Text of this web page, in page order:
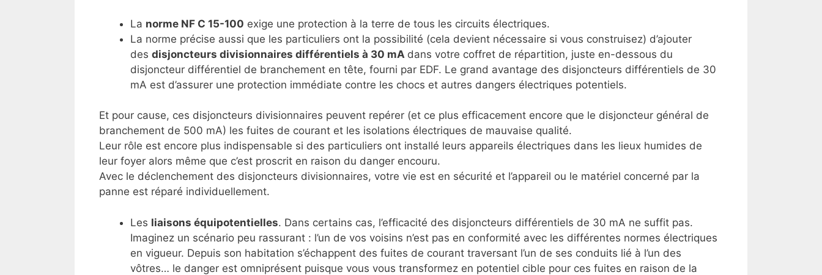
La norme NF C 15-100 exige une protection à la terre de tous les circuits électriques.
La norme précise aussi que les particuliers ont la possibilité (cela devient nécessaire si vous construisez) d’ajouter
des disjoncteurs divisionnaires différentiels à 30 mA dans votre coffret de répartition, juste en-dessous du
disjoncteur différentiel de branchement en tête, fourni par EDF. Le grand avantage des disjoncteurs différentiels de 30
mA est d’assurer une protection immédiate contre les chocs et autres dangers électriques potentiels.
Et pour cause, ces disjoncteurs divisionnaires peuvent repérer (et ce plus efficacement encore que le disjoncteur général de
branchement de 500 mA) les fuites de courant et les isolations électriques de mauvaise qualité.
Leur rôle est encore plus indispensable si des particuliers ont installé leurs appareils électriques dans les lieux humides de
leur foyer alors même que c’est proscrit en raison du danger encouru.
Avec le déclenchement des disjoncteurs divisionnaires, votre vie est en sécurité et l’appareil ou le matériel concerné par la
panne est réparé individuellement.
Les liaisons équipotentielles. Dans certains cas, l’efficacité des disjoncteurs différentiels de 30 mA ne suffit pas.
Imaginez un scénario peu rassurant : l’un de vos voisins n’est pas en conformité avec les différentes normes électriques
en vigueur. Depuis son habitation s’échappent des fuites de courant traversant l’un de ses conduits lié à l’un des
vôtres… le danger est omniprésent puisque vous vous transformez en potentiel cible pour ces fuites en raison de la